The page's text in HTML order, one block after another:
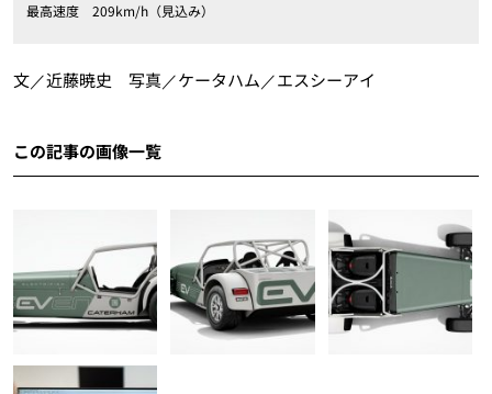
最高速度 209km/h（見込み）
文／近藤暁史 写真／ケータハム／エスシーアイ
この記事の画像一覧